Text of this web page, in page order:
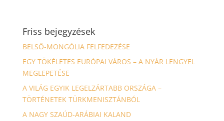
Friss bejegyzések
BELSŐ-MONGÓLIA FELFEDEZÉSE
EGY TÖKÉLETES EURÓPAI VÁROS – A NYÁR LENGYEL
MEGLEPETÉSE
A VILÁG EGYIK LEGELZÁRTABB ORSZÁGA –
TÖRTÉNETEK TÜRKMENISZTÁNBÓL
A NAGY SZAÚD-ARÁBIAI KALAND